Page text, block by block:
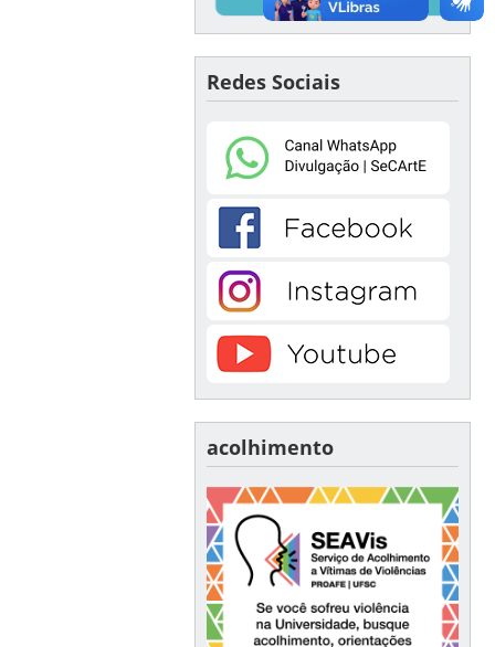
Redes Sociais
acolhimento